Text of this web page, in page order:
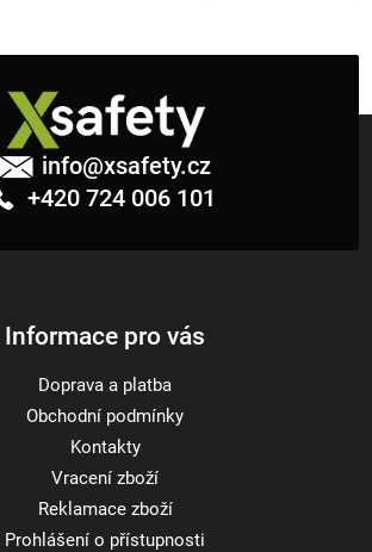
info@xsafety.cz
+420 724 006 101
Informace pro vás
Doprava a platba
Obchodní podmínky
Kontakty
Vracení zboží
Reklamace zboží
Prohlášení o přístupnosti